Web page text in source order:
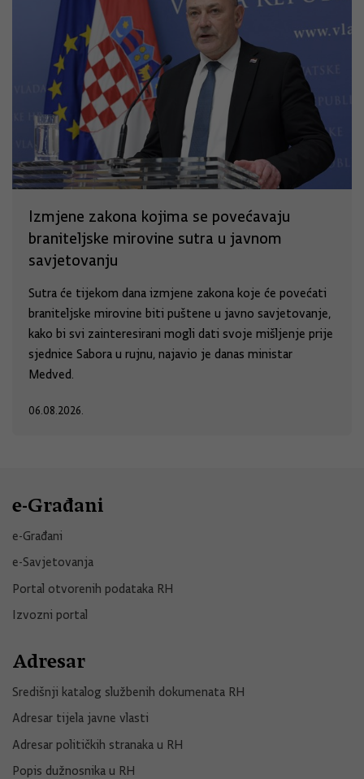
Izmjene zakona kojima se povećavaju
braniteljske mirovine sutra u javnom
savjetovanju
Sutra će tijekom dana izmjene zakona koje će povećati
braniteljske mirovine biti puštene u javno savjetovanje,
kako bi svi zainteresirani mogli dati svoje mišljenje prije
sjednice Sabora u rujnu, najavio je danas ministar
Medved.
06.08.2026.
e-Građani
e-Građani
e-Savjetovanja
Portal otvorenih podataka RH
Izvozni portal
Adresar
Središnji katalog službenih dokumenata RH
Adresar tijela javne vlasti
Adresar političkih stranaka u RH
Popis dužnosnika u RH